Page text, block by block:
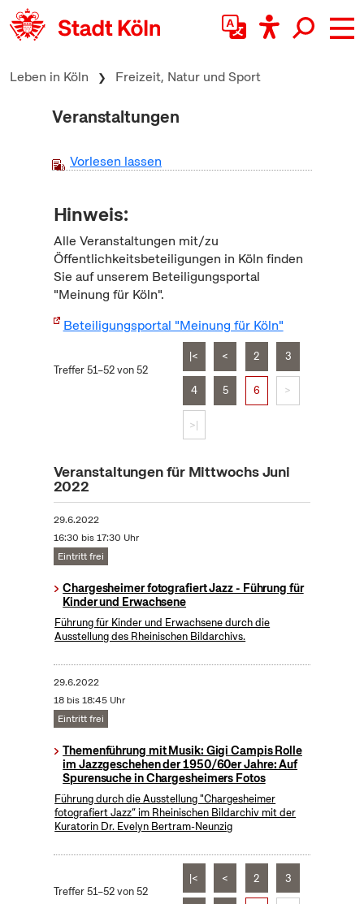
zum Inhalt springen
Leben in Köln Freizeit, Natur und Sport
Veranstaltungen
Vorlesen lassen
Hinweis:
Alle Veranstaltungen mit/zu
Öffentlichkeitsbeteiligungen in Köln finden
Sie auf unserem Beteiligungsportal
"Meinung für Köln".
Beteiligungsportal "Meinung für Köln"
Treffer 51–52 von 52
|< < 2 3
4 5 6 >
>|
Veranstaltungen für Mittwochs Juni
2022
29.6.2022
16:30 bis 17:30 Uhr
Eintritt frei
Chargesheimer fotografiert Jazz - Führung für
Kinder und Erwachsene
Führung für Kinder und Erwachsene durch die
Ausstellung des Rheinischen Bildarchivs.
29.6.2022
18 bis 18:45 Uhr
Eintritt frei
Themenführung mit Musik: Gigi Campis Rolle
im Jazzgeschehen der 1950/60er Jahre: Auf
Spurensuche in Chargesheimers Fotos
Führung durch die Ausstellung "Chargesheimer
fotografiert Jazz“ im Rheinischen Bildarchiv mit der
Kuratorin Dr. Evelyn Bertram-Neunzig
Treffer 51–52 von 52
|< < 2 3